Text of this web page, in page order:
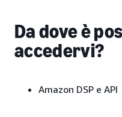
Da dove è
accedervi?
Amazon DSP e API